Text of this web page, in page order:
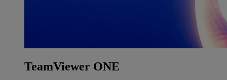
TeamViewer ONE